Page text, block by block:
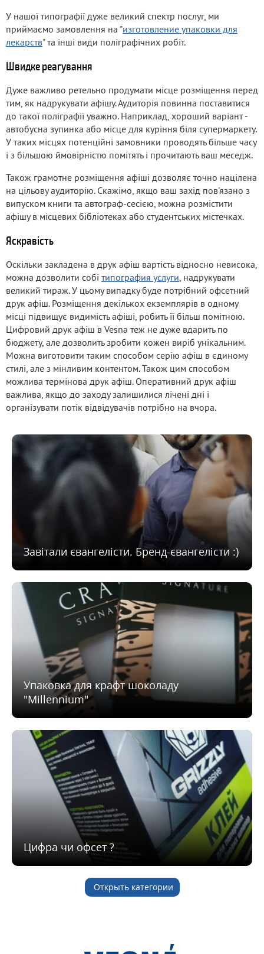
У нашої типографії дуже великий спектр послуг, ми
приймаємо замовлення на "изготовление упаковки для
лекарств" та інші види поліграфічних робіт.
Швидке реагування
Дуже важливо ретельно продумати місце розміщення перед
тим, як надрукувати афішу. Аудиторія повинна поставитися
до такої поліграфії уважно. Наприклад, хороший варіант -
автобусна зупинка або місце для куріння біля супермаркету.
У таких місцях потенційні замовники проводять більше часу
і з більшою ймовірністю помітять і прочитають ваш меседж.
Також грамотне розміщення афіші дозволяє точно націлена
на цільову аудиторію. Скажімо, якщо ваш захід пов'язано з
випуском книги та автограф-сесією, можна розмістити
афішу в місцевих бібліотеках або студентських містечках.
Яскравість
Оскільки закладена в друк афіш вартість відносно невисока,
можна дозволити собі типография услуги , надрукувати
великий тираж. У цьому випадку буде потрібний офсетний
друк афіш. Розміщення декількох екземплярів в одному
місці підвищує видимість афіші, робить її більш помітною.
Цифровий друк афіш в Vesna теж не дуже вдарить по
бюджету, але дозволить зробити кожен виріб унікальним.
Можна виготовити таким способом серію афіш в єдиному
стилі, але з мінливим контентом. Також цим способом
можлива термінова друк афіш. Оперативний друк афіш
важлива, якщо до заходу залишилися лічені дні і
організувати потік відвідувачів потрібно на вчора.
Завітали євангелісти. Бренд-євангелісти :)
Упаковка для крафт шоколаду
"Millennium"
Цифра чи офсет ?
Открыть категории